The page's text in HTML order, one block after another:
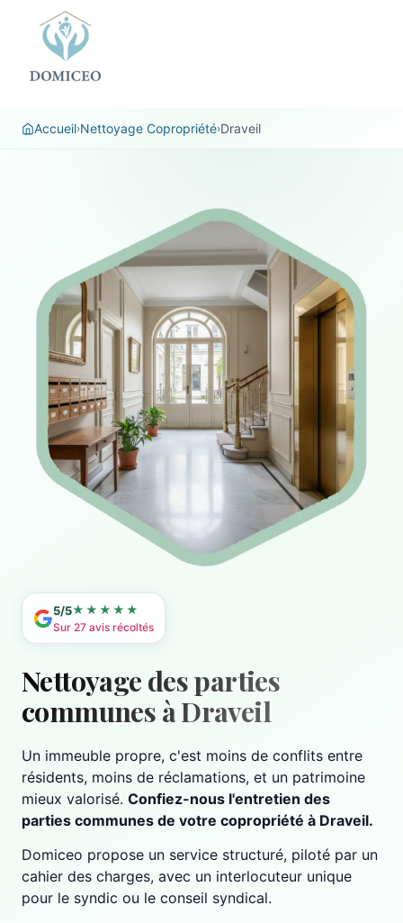
Accueil›Nettoyage Copropriété›Draveil
5/5★★★★★
Sur 27 avis récoltés
Nettoyage des parties
communes à Draveil
Un immeuble propre, c'est moins de conflits entre
résidents, moins de réclamations, et un patrimoine
mieux valorisé. Confiez-nous l'entretien des
parties communes de votre copropriété à Draveil.
Domiceo propose un service structuré, piloté par un
cahier des charges, avec un interlocuteur unique
pour le syndic ou le conseil syndical.
Panneau de gestion des cookies